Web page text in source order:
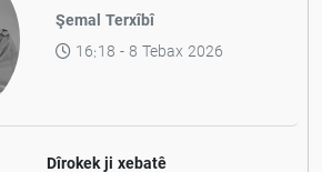
nifşa nû li Rojhilatê Kurdistanê
Şemal Terxîbî
16:18 - 8 Tebax 2026
Dîrokek ji xebatê